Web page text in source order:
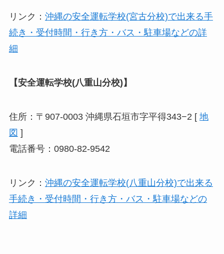
リンク： 沖縄の安全運転学校(宮古分校)で出来る手
続き・受付時間・行き方・バス・駐車場などの詳
細
【安全運転学校(八重山分校)】
住所：〒907-0003 沖縄県石垣市字平得343−2 [ 地
図 ]
電話番号：0980-82-9542
リンク： 沖縄の安全運転学校(八重山分校)で出来る
手続き・受付時間・行き方・バス・駐車場などの
詳細